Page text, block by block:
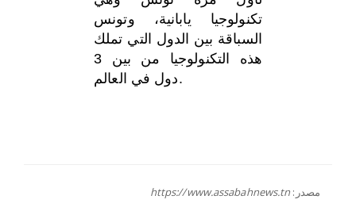
تكنولوجيا يابانية، وتونس
السباقة بين الدول التي تملك
هذه التكنولوجيا من بين 3
دول في العالم.
مصدر: https://www.assabahnews.tn